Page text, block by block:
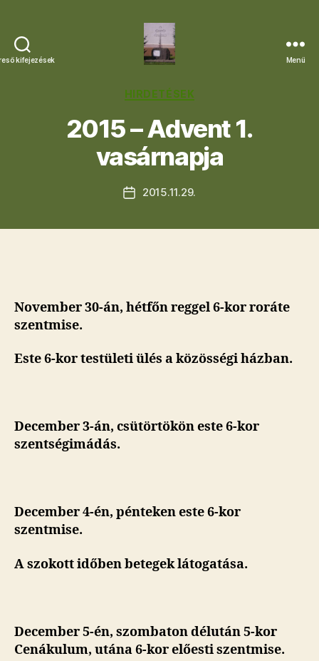
kifejezések
Egyházközség
Menü
Kategóriák
HIRDETÉSEK
2015 – Advent 1.
vasárnapja
Bejegyzés
2015.11.29.
November 30-án, hétfőn reggel 6-kor roráte
szentmise.
Este 6-kor testületi ülés a közösségi házban.
December 3-án, csütörtökön este 6-kor
szentségimádás.
December 4-én, pénteken este 6-kor
szentmise.
A szokott időben betegek látogatása.
December 5-én, szombaton délután 5-kor
Cenákulum, utána6-kor előesti szentmise.